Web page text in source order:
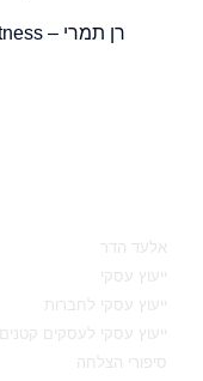
רן תמרי – Success Fitness, מייסד.
אלעד הדר
ייעוץ עסקי
ייעוץ עסקי לחברות
ייעוץ עסקי לעסקים קטנים
סיפורי הצלחה